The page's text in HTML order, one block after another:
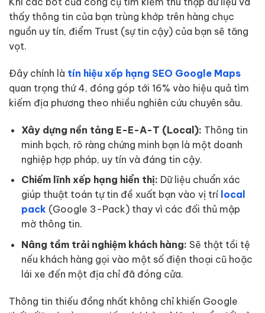
thấy thông tin của bạn trùng khớp trên hàng chục
nguồn uy tín, điểm Trust (sự tin cậy) của bạn sẽ tăng
vọt.
Đây chính là tín hiệu xếp hạng SEO Google Maps
quan trọng thứ 4, đóng góp tới 16% vào hiệu quả tìm
kiếm địa phương theo nhiều nghiên cứu chuyên sâu.
Xây dựng nền tảng E-E-A-T (Local): Thông tin
minh bạch, rõ ràng chứng minh bạn là một doanh
nghiệp hợp pháp, uy tín và đáng tin cậy.
Chiếm lĩnh xếp hạng hiển thị: Dữ liệu chuẩn xác
giúp thuật toán tự tin đề xuất bạn vào vị trí local
pack (Google 3-Pack) thay vì các đối thủ mập
mờ thông tin.
Nâng tầm trải nghiệm khách hàng: Sẽ thật tồi tệ
nếu khách hàng gọi vào một số điện thoại cũ hoặc
lái xe đến một địa chỉ đã đóng cửa.
Thông tin thiếu đồng nhất không chỉ khiến Google